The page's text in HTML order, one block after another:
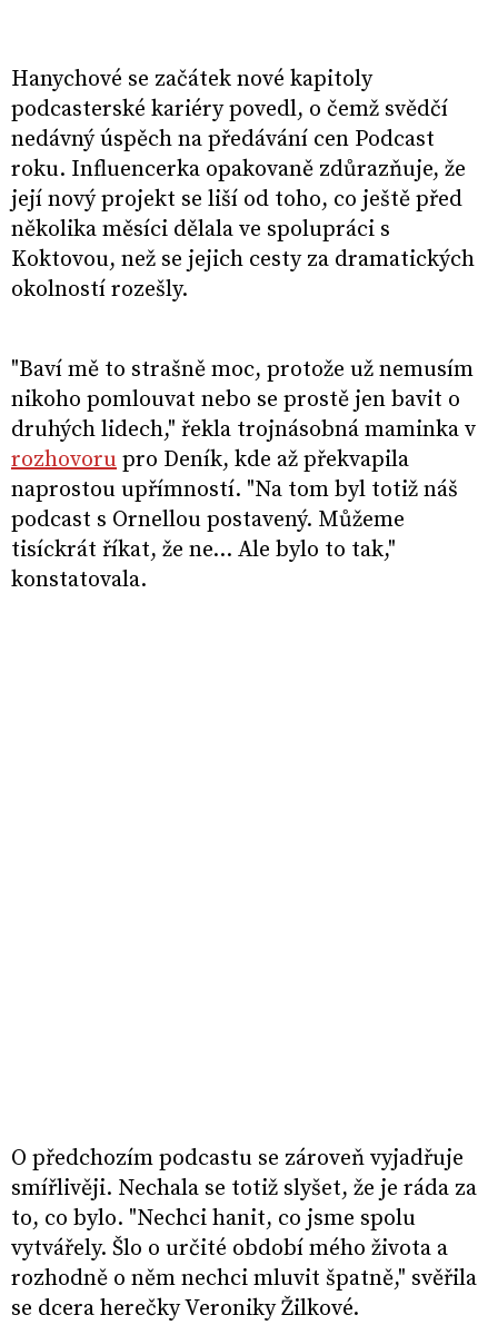
Hanychové se začátek nové kapitoly
podcasterské kariéry povedl, o čemž svědčí
nedávný úspěch na předávání cen Podcast
roku. Influencerka opakovaně zdůrazňuje, že
její nový projekt se liší od toho, co ještě před
několika měsíci dělala ve spolupráci s
Koktovou, než se jejich cesty za dramatických
okolností rozešly.
"Baví mě to strašně moc, protože už nemusím
nikoho pomlouvat nebo se prostě jen bavit o
druhých lidech," řekla trojnásobná maminka v
rozhovoru pro Deník, kde až překvapila
naprostou upřímností. "Na tom byl totiž náš
podcast s Ornellou postavený. Můžeme
tisíckrát říkat, že ne… Ale bylo to tak,"
konstatovala.
O předchozím podcastu se zároveň vyjadřuje
smířlivěji. Nechala se totiž slyšet, že je ráda za
to, co bylo. "Nechci hanit, co jsme spolu
vytvářely. Šlo o určité období mého života a
rozhodně o něm nechci mluvit špatně," svěřila
se dcera herečky Veroniky Žilkové.